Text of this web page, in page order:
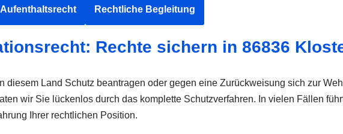
Aufenthaltsrecht Rechtliche Begleitung
Rechte sichern in 86836
diesem Land Schutz beantragen oder gegen eine Zurückweisung sich zur
wir Sie lückenlos durch das komplette Schutzverfahren. In vielen Fällen
Ihrer rechtlichen Position.